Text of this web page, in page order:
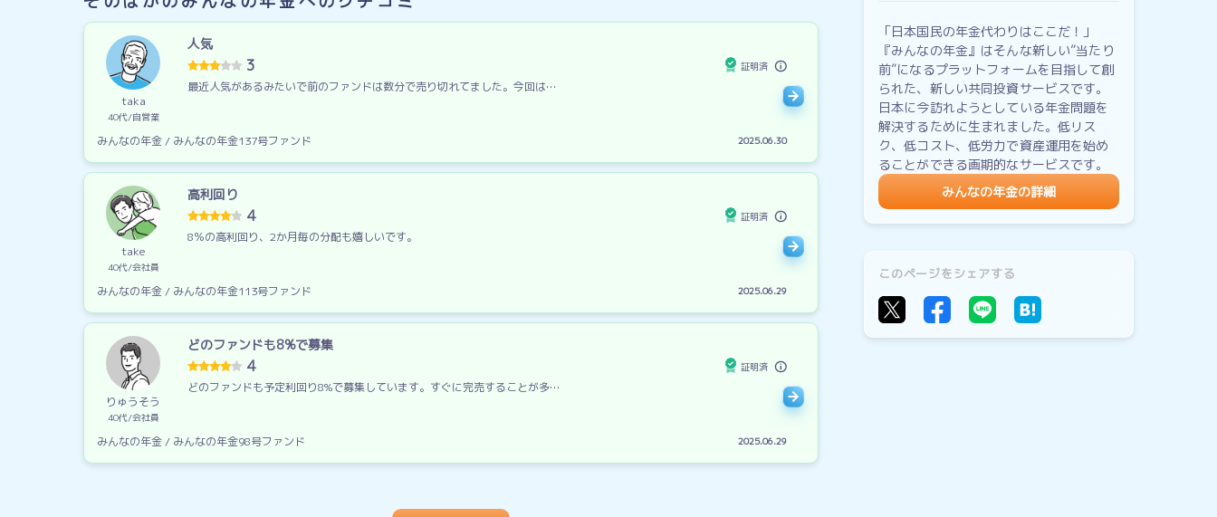
taka
40代 自営業
人気
3 証明済
最近人気があるみたいで前のファンドは数分で売り切れてました。今回は…
みんなの年金 / みんなの年金137号ファンド 2025.06.30
take
40代 会社員
高利回り
4 証明済
8％の高利回り、2か月毎の分配も嬉しいです。
みんなの年金 / みんなの年金113号ファンド 2025.06.29
りゅうそう
40代 会社員
どのファンドも8%で募集
4 証明済
どのファンドも予定利回り8%で募集しています。すぐに完売することが多…
みんなの年金 / みんなの年金98号ファンド 2025.06.29
「日本国民の年金代わりはここだ！」
『みんなの年金』はそんな新しい”当たり
前”になるプラットフォームを目指して創
られた、新しい共同投資サービスです。
日本に今訪れようとしている年金問題を
解決するために生まれました。低リス
ク、低コスト、低労力で資産運用を始め
ることができる画期的なサービスです。
みんなの年金の詳細
このページをシェアする